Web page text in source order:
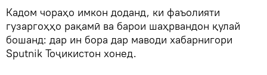
Кадом чораҳо имкон доданд, ки фаъолияти
гузаргоҳҳо рақамӣ ва барои шаҳрвандон қулай
бошанд: дар ин бора дар маводи хабарнигори
Sputnik Тоҷикистон хонед.